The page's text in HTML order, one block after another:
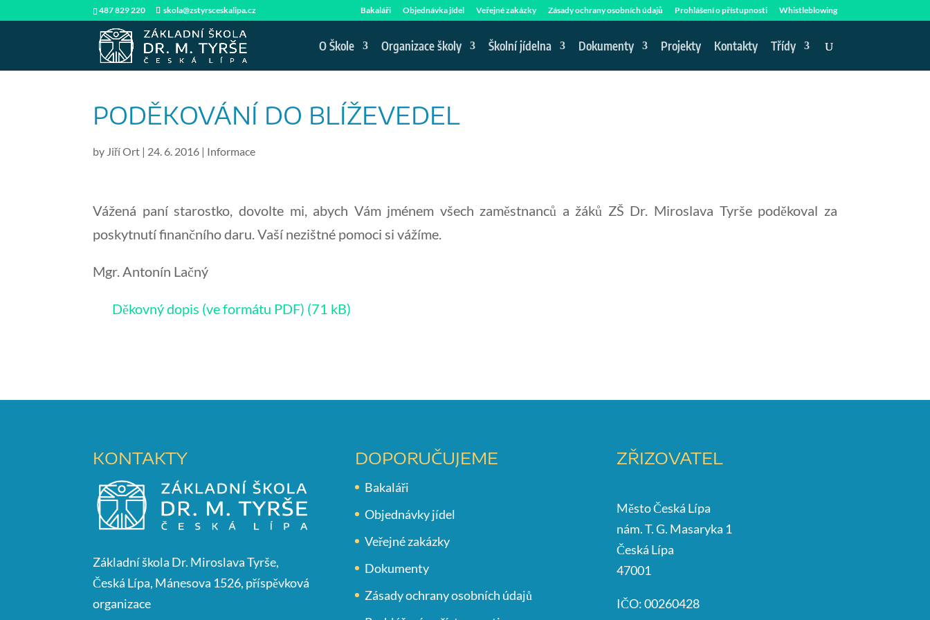
487 829 220 skola@zstyrsceskalipa.cz Bakaláři Objednávka jídel Veřejné zakázky Zásady ochrany osobních údajů Prohlášení o přístupnosti Whistleblowing
O Škole Organizace školy Školní jídelna Dokumenty Projekty Kontakty Třídy
PODĚKOVÁNÍ DO BLÍŽEVEDEL
by Jiří Ort | 24. 6. 2016 | Informace
Vážená paní starostko, dovolte mi, abych Vám jménem všech zaměstnanců a žáků ZŠ Dr. Miroslava Tyrše poděkoval za
poskytnutí finančního daru. Vaší nezištné pomoci si vážíme.
Mgr. Antonín Lačný
Děkovný dopis (ve formátu PDF)
KONTAKTY
Základní škola Dr. Miroslava Tyrše,
Česká Lípa, Mánesova 1526, příspěvková
organizace
DOPORUČUJEME
Bakaláři
Objednávky jídel
Veřejné zakázky
Dokumenty
Zásady ochrany osobních údajů
ZŘIZOVATEL
Město Česká Lípa
nám. T. G. Masaryka 1
Česká Lípa
47001
IČO: 00260428